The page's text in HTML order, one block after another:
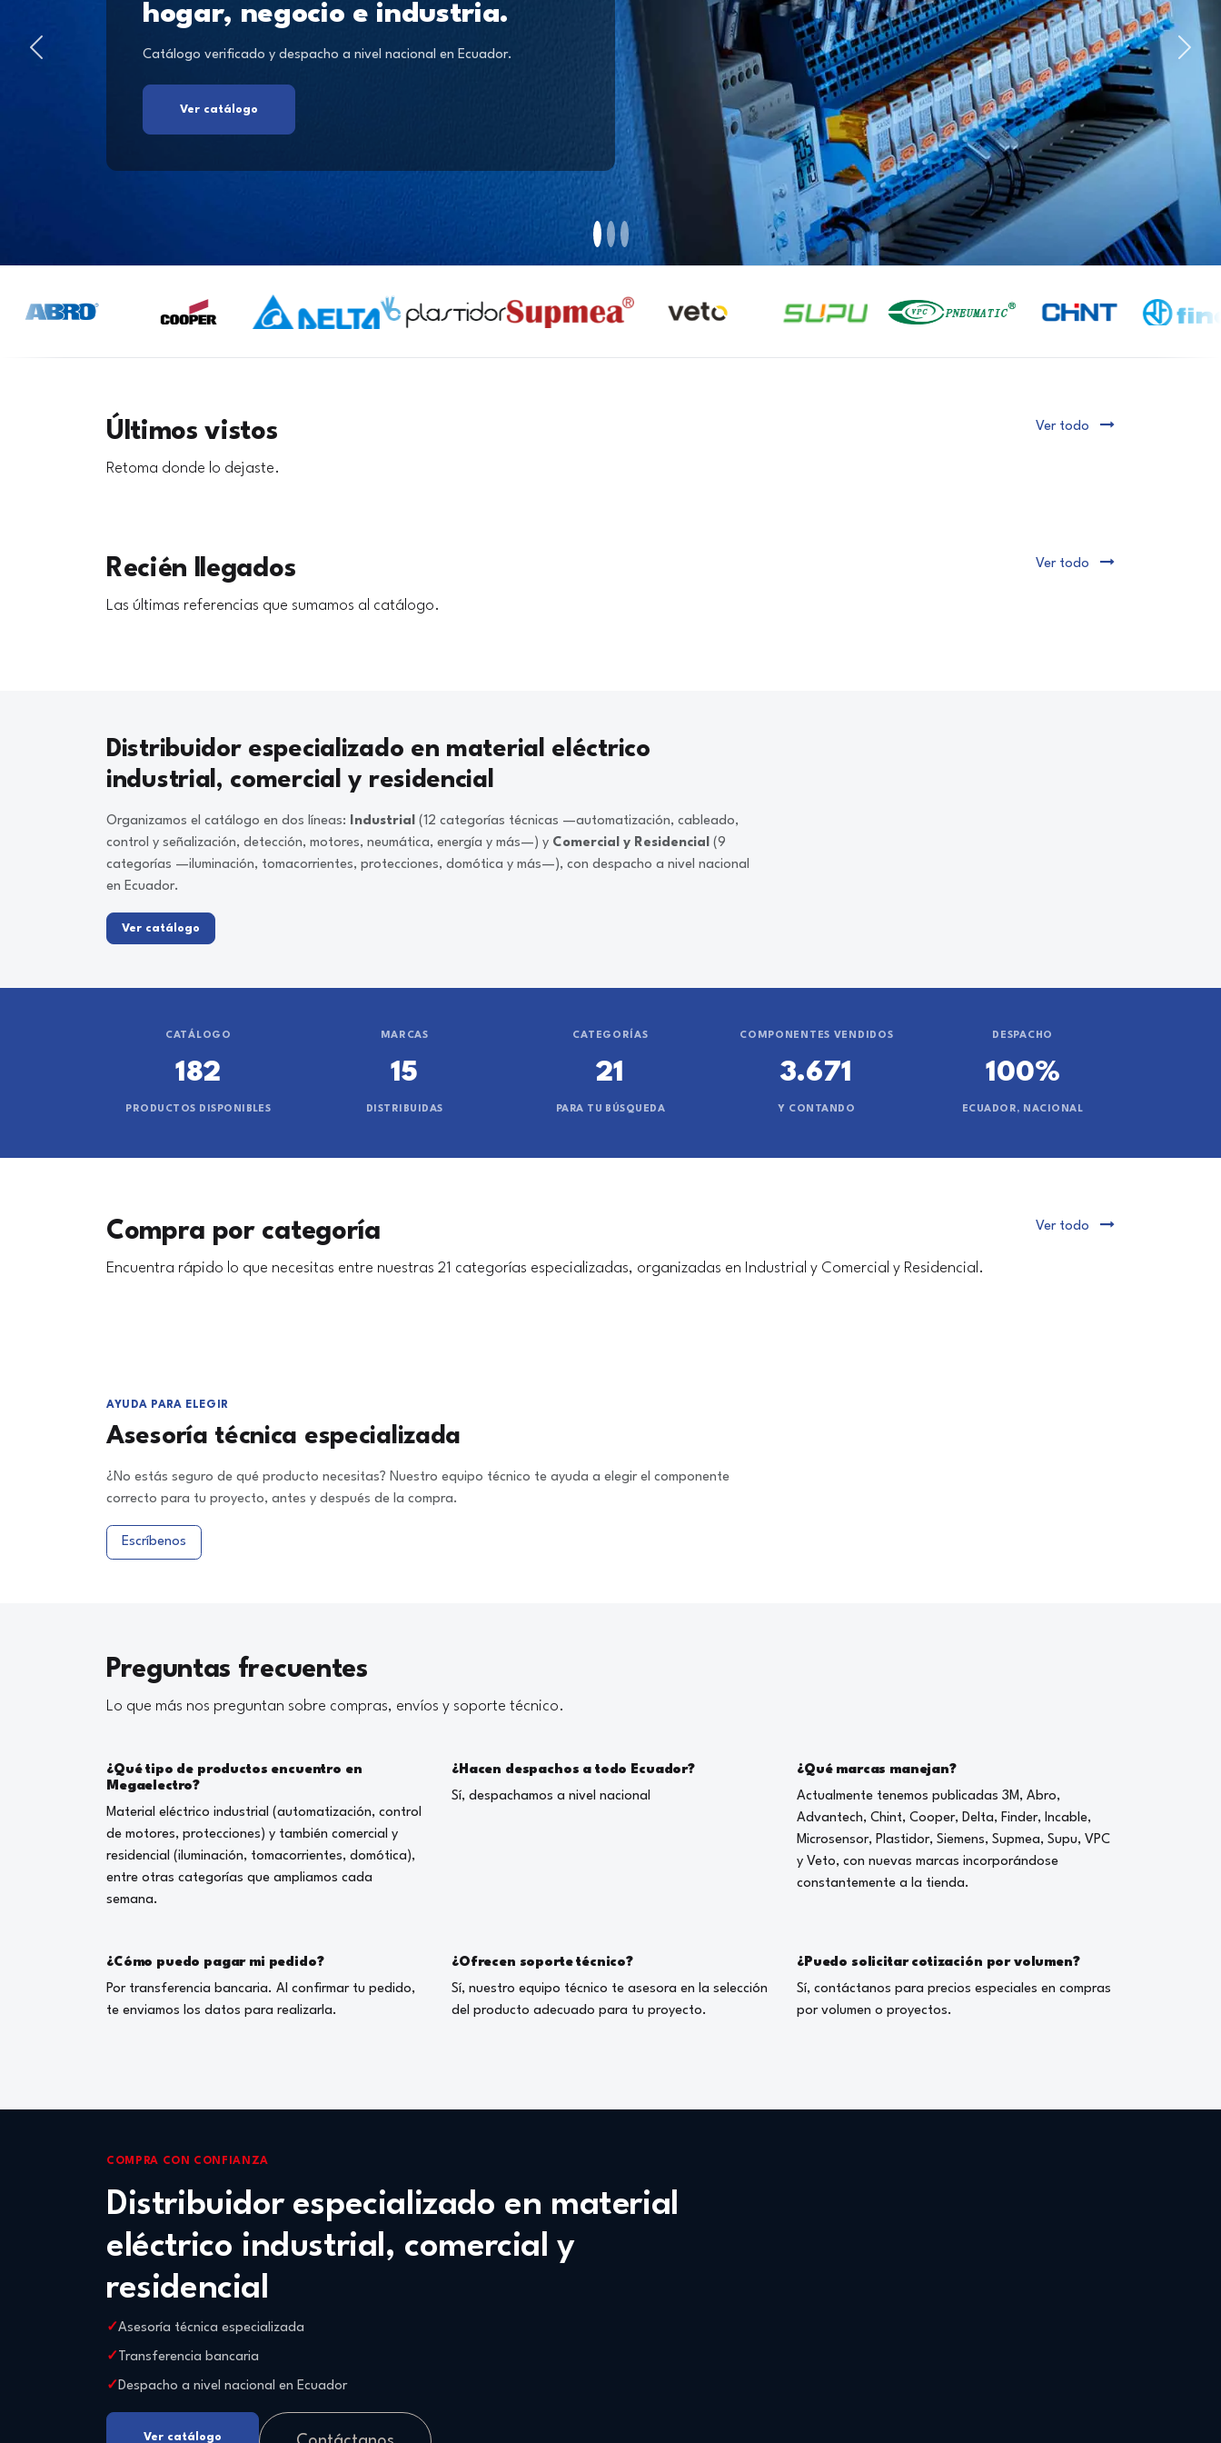
hogar, negocio e industria.
Catálogo verificado y despacho a nivel nacional en Ecuador.
Ver catálogo
Últimos vistos
Retoma donde lo dejaste.
Ver todo
Recién llegados
Las últimas referencias que sumamos al catálogo.
Ver todo
Distribuidor especializado en material eléctrico
industrial, comercial y residencial
Organizamos el catálogo en dos líneas: Industrial (12 categorías técnicas —automatización, cableado,
control y señalización, detección, motores, neumática, energía y más—) y Comercial y Residencial (9
categorías —iluminación, tomacorrientes, protecciones, domótica y más—), con despacho a nivel nacional
en Ecuador.
Ver catálogo
CATÁLOGO
182
PRODUCTOS DISPONIBLES
MARCAS
15
DISTRIBUIDAS
CATEGORÍAS
21
PARA TU BÚSQUEDA
COMPONENTES VENDIDOS
3.671
Y CONTANDO
DESPACHO
100%
ECUADOR, NACIONAL
Compra por categoría
Encuentra rápido lo que necesitas entre nuestras 21 categorías especializadas, organizadas en Industrial y Comercial y Residencial.
Ver todo
AYUDA PARA ELEGIR
Asesoría técnica especializada
¿No estás seguro de qué producto necesitas? Nuestro equipo técnico te ayuda a elegir el componente
correcto para tu proyecto, antes y después de la compra.
Escríbenos
Preguntas frecuentes
Lo que más nos preguntan sobre compras, envíos y soporte técnico.
¿Qué tipo de productos encuentro en
Megaelectro?
Material eléctrico industrial (automatización, control
de motores, protecciones) y también comercial y
residencial (iluminación, tomacorrientes, domótica),
entre otras categorías que ampliamos cada
semana.
¿Hacen despachos a todo Ecuador?
Sí, despachamos a nivel nacional
¿Qué marcas manejan?
Actualmente tenemos publicadas 3M, Abro,
Advantech, Chint, Cooper, Delta, Finder, Incable,
Microsensor, Plastidor, Siemens, Supmea, Supu, VPC
y Veto, con nuevas marcas incorporándose
constantemente a la tienda.
¿Cómo puedo pagar mi pedido?
Por transferencia bancaria. Al confirmar tu pedido,
te enviamos los datos para realizarla.
¿Ofrecen soporte técnico?
Sí, nuestro equipo técnico te asesora en la selección
del producto adecuado para tu proyecto.
¿Puedo solicitar cotización por volumen?
Sí, contáctanos para precios especiales en compras
por volumen o proyectos.
COMPRA CON CONFIANZA
Distribuidor especializado en material
eléctrico industrial, comercial y
residencial
Asesoría técnica especializada
Transferencia bancaria
Despacho a nivel nacional en Ecuador
Ver catálogo